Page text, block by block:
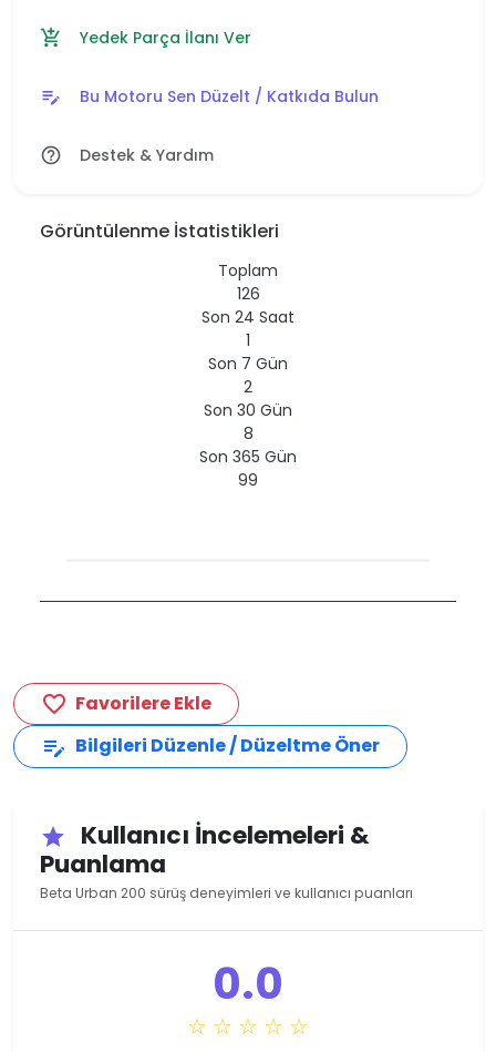
add_shopping_cart Yedek Parça İlanı Ver
edit_note Bu Motoru Sen Düzelt / Katkıda Bulun
help_outline Destek & Yardım
Görüntülenme İstatistikleri
Toplam
126
Son 24 Saat
1
Son 7 Gün
2
Son 30 Gün
8
Son 365 Gün
99
favorite_border Favorilere Ekle
edit_note Bilgileri Düzenle / Düzeltme Öner
star
Kullanıcı İncelemeleri &
Puanlama
Beta Urban 200 sürüş deneyimleri ve kullanıcı puanları
0.0
☆ ☆ ☆ ☆ ☆